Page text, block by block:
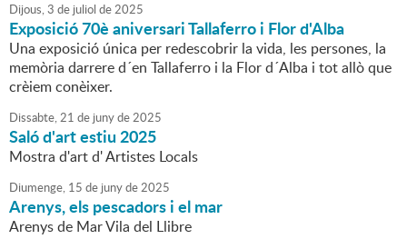
Dijous,3 de juliol de2025
Exposició 70è aniversari Tallaferro i Flor d'Alba
Una exposició única per redescobrir la vida, les persones, la
memòria darrere d´en Tallaferro i la Flor d´Alba i tot allò que
crèiem conèixer.
Dissabte,21 de junyde2025
Saló d'art estiu 2025
Mostra d'art d' Artistes Locals
Diumenge, 15 de junyde2025
Arenys, els pescadors i el mar
Arenys de Mar Vila del Llibre